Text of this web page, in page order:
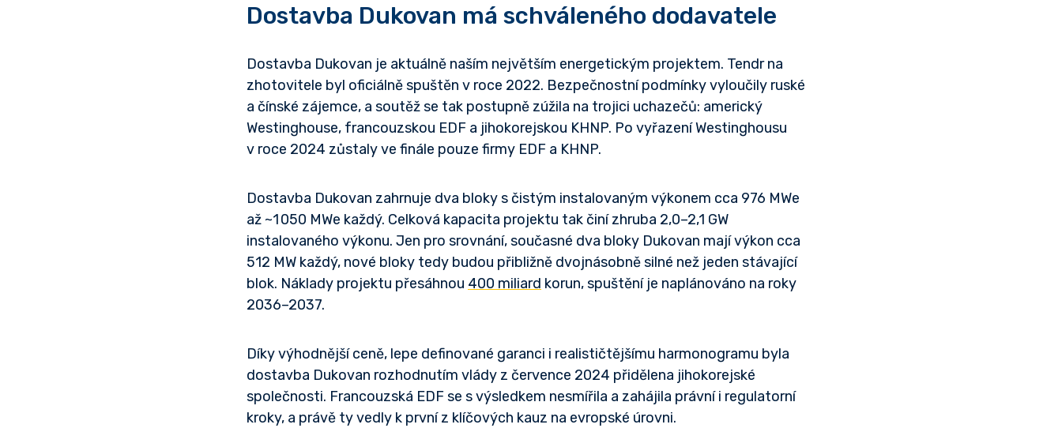
Dostavba Dukovan má schváleného dodavatele
Dostavba Dukovan je aktuálně naším největším energetickým projektem. Tendr na
zhotovitele byl oficiálně spuštěn v roce 2022. Bezpečnostní podmínky vyloučily ruské
a čínské zájemce, a soutěž se tak postupně zúžila na trojici uchazečů: americký
Westinghouse, francouzskou EDF a jihokorejskou KHNP. Po vyřazení Westinghousu
v roce 2024 zůstaly ve finále pouze firmy EDF a KHNP.
Dostavba Dukovan zahrnuje dva bloky s čistým instalovaným výkonem cca 976 MWe
až ~1 050 MWe každý. Celková kapacita projektu tak činí zhruba 2,0–2,1 GW
instalovaného výkonu. Jen pro srovnání, současné dva bloky Dukovan mají výkon cca
512 MW každý, nové bloky tedy budou přibližně dvojnásobně silné než jeden stávající
blok. Náklady projektu přesáhnou 400 miliard korun, spuštění je naplánováno na roky
2036–2037.
Díky výhodnější ceně, lepe definované garanci i realističtějšímu harmonogramu byla
dostavba Dukovan rozhodnutím vlády z července 2024 přidělena jihokorejské
společnosti. Francouzská EDF se s výsledkem nesmířila a zahájila právní i regulatorní
kroky, a právě ty vedly k první z klíčových kauz na evropské úrovni.